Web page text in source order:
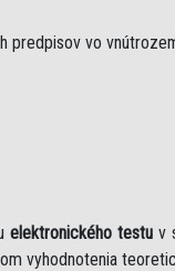
predpisov vo
elektronického testuv
vyhodnotenia